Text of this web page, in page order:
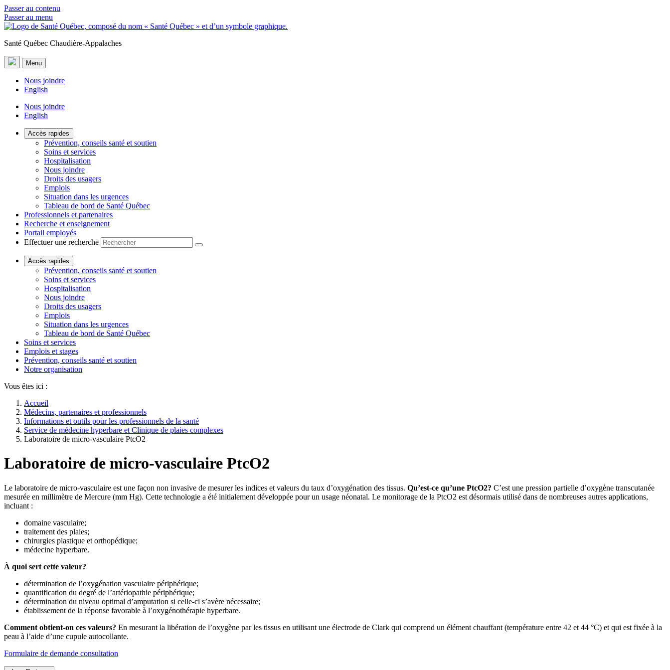
Passer au contenu
Passer au menu
Santé Québec Chaudière-Appalaches
Menu
Nous joindre
English
Nous joindre
English
Accès rapides
Prévention, conseils santé et soutien
Soins et services
Hospitalisation
Nous joindre
Droits des usagers
Emplois
Situation dans les urgences
Tableau de bord de Santé Québec
Professionnels et partenaires
Recherche et enseignement
Portail employés
Effectuer une recherche
Accès rapides
Prévention, conseils santé et soutien
Soins et services
Hospitalisation
Nous joindre
Droits des usagers
Emplois
Situation dans les urgences
Tableau de bord de Santé Québec
Soins et services
Emplois et stages
Prévention, conseils santé et soutien
Notre organisation
Vous êtes ici :
Accueil
Médecins, partenaires et professionnels
Informations et outils pour les professionnels de la santé
Service de médecine hyperbare et Clinique de plaies complexes
Laboratoire de micro-vasculaire PtcO2
Laboratoire de micro-vasculaire PtcO2
Le laboratoire de micro-vasculaire est une façon non invasive de mesurer les indices et valeurs du taux d’oxygénation des tissus. Qu’est-ce qu’une PtcO2? C’est une pression partielle d’oxygène transcutanée
mesurée en millimètre de Mercure (mm Hg). Cette technologie a été initialement développée pour un usage néonatal. Le monitorage de la PtcO2 est désormais utilisé dans de nombreuses autres applications,
incluant :
domaine vasculaire;
traitement des plaies;
chirurgies plastique et orthopédique;
médecine hyperbare.
À quoi sert cette valeur?
détermination de l’oxygénation vasculaire périphérique;
quantification du degré de l’artériopathie périphérique;
détermination du niveau optimal d’amputation si celle-ci s’avère nécessaire;
établissement de la réponse favorable à l’oxygénothérapie hyperbare.
Comment obtient-on ces valeurs? En mesurant la libération de l’oxygène par les tissus en utilisant une électrode de Clark qui comprend un élément chauffant (température entre 42 et 44 °C) et qui est fixée à la
peau à l’aide d’une cupule autocollante.
Formulaire de demande consultation